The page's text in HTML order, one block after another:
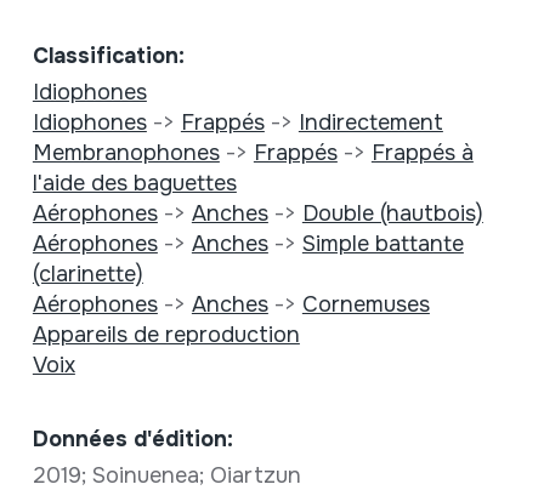
Classification:
Idiophones
Idiophones-> Frappés-> Indirectement
Membranophones-> Frappés-> Frappés à
l'aide des baguettes
Aérophones-> Anches-> Double (hautbois)
Aérophones-> Anches-> Simple battante
(clarinette)
Aérophones-> Anches-> Cornemuses
Appareils de reproduction
Voix
Données d'édition:
2019; Soinuenea; Oiartzun